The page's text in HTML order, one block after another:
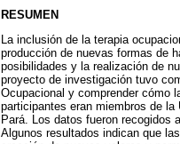
RESUMEN
La inclusión de la terapia
producción de nuevas formas de
posibilidades y la realización de
proyecto de investigación tuvo
Ocupacional y comprender cómo
participantes eran miembros de
Pará. Los datos fueron recogidos
Algunos resultados indican que